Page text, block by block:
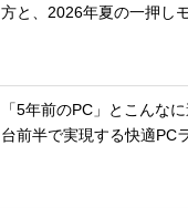
方と、2026年夏の一押し
「5年前のPC」とこんな
台前半で実現する快適PC